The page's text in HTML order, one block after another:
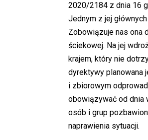
2020/2184 z dnia 16
Jednym z jej
Zobowiązuje nas ona
ściekowej. Na jej
krajem, który nie
dyrektywy planowana
i zbiorowym
obowiązywać od dnia
osób i grup
naprawienia sytuacji.